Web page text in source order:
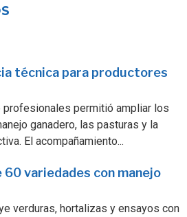
técnica para productores
profesionales permitió ampliar los
ganadero, las pasturas y la
El acompañamiento...
60 variedades con manejo
verduras, hortalizas y ensayos con